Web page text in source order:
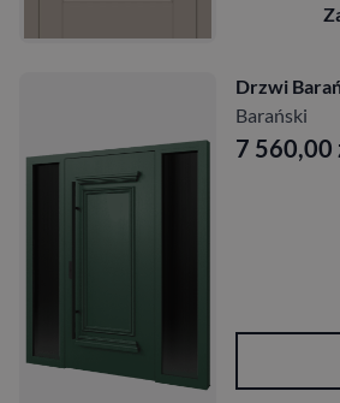
Drzwi
Barański
7 560,00